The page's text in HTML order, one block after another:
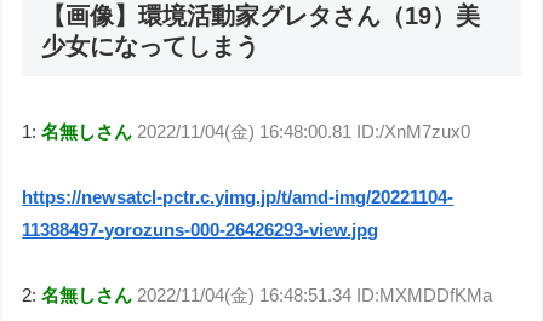
【画像】環境活動家グレタさん（19）美
少女になってしまう
1:名無しさん 2022/11/04(金) 16:48:00.81 ID:/XnM7zux0
https://newsatcl-pctr.c.yimg.jp/t/amd-img/20221104-
11388497-yorozuns-000-26426293-view.jpg
2:名無しさん 2022/11/04(金) 16:48:51.34 ID:MXMDDfKMa